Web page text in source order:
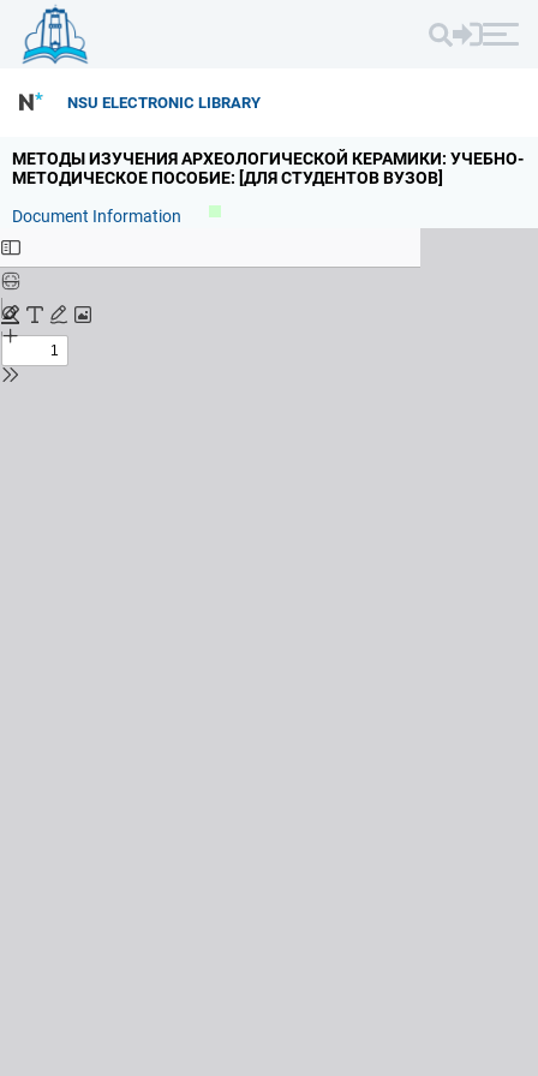
NSU ELECTRONIC LIBRARY
МЕТОДЫ ИЗУЧЕНИЯ АРХЕОЛОГИЧЕСКОЙ КЕРАМИКИ: УЧЕБНО-
МЕТОДИЧЕСКОЕ ПОСОБИЕ: [ДЛЯ СТУДЕНТОВ ВУЗОВ]
Document Information